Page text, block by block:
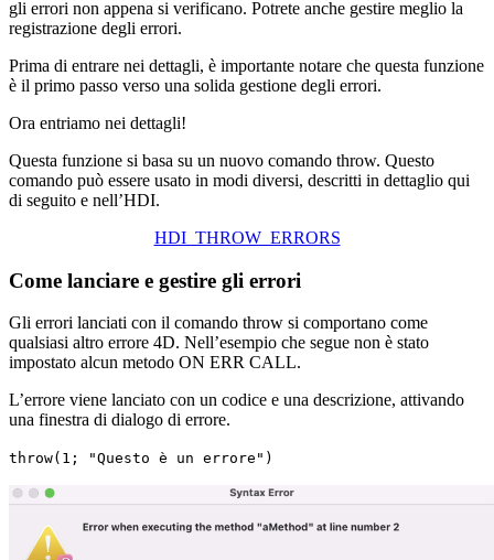
gli errori non appena si verificano. Potrete anche gestire meglio la
registrazione degli errori.
Prima di entrare nei dettagli, è importante notare che questa funzione
è il primo passo verso una solida gestione degli errori.
Ora entriamo nei dettagli!
Questa funzione si basa su un nuovo comando throw. Questo
comando può essere usato in modi diversi, descritti in dettaglio qui
di seguito e nell’HDI.
HDI_THROW_ERRORS
Come lanciare e gestire gli errori
Gli errori lanciati con il comando throw si comportano come
qualsiasi altro errore 4D. Nell’esempio che segue non è stato
impostato alcun metodo ON ERR CALL.
L’errore viene lanciato con un codice e una descrizione, attivando
una finestra di dialogo di errore.
throw(1; "Questo è un errore")